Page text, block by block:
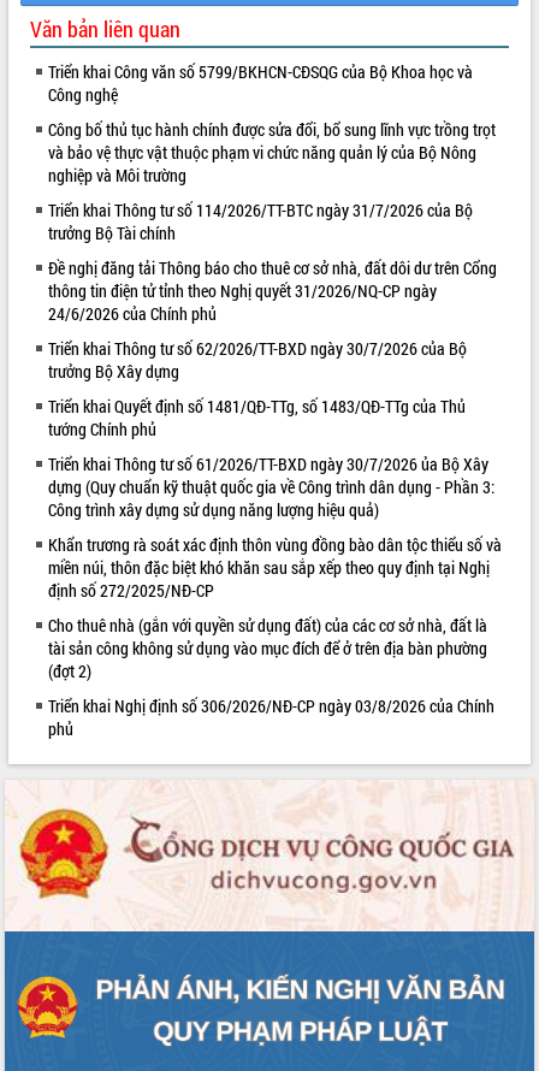
Không có file video nào để phát.
ALBUM ẢNH
Văn bản liên quan
Triển khai Công văn số 5799/BKHCN-CĐSQG của Bộ Khoa học và
Công nghệ
Công bố thủ tục hành chính được sửa đổi, bổ sung lĩnh vực trồng trọt
và bảo vệ thực vật thuộc phạm vi chức năng quản lý của Bộ Nông
nghiệp và Môi trường
Triển khai Thông tư số 114/2026/TT-BTC ngày 31/7/2026 của Bộ
trưởng Bộ Tài chính
Đề nghị đăng tải Thông báo cho thuê cơ sở nhà, đất dôi dư trên Cổng
thông tin điện tử tỉnh theo Nghị quyết 31/2026/NQ-CP ngày
24/6/2026 của Chính phủ
Triển khai Thông tư số 62/2026/TT-BXD ngày 30/7/2026 của Bộ
trưởng Bộ Xây dựng
Triển khai Quyết định số 1481/QĐ-TTg, số 1483/QĐ-TTg của Thủ
tướng Chính phủ
Triển khai Thông tư số 61/2026/TT-BXD ngày 30/7/2026 ủa Bộ Xây
dựng (Quy chuẩn kỹ thuật quốc gia về Công trình dân dụng - Phần 3:
Công trình xây dựng sử dụng năng lượng hiệu quả)
Khẩn trương rà soát xác định thôn vùng đồng bào dân tộc thiểu số và
miền núi, thôn đặc biệt khó khăn sau sắp xếp theo quy định tại Nghị
định số 272/2025/NĐ-CP
Cho thuê nhà (gắn với quyền sử dụng đất) của các cơ sở nhà, đất là
tài sản công không sử dụng vào mục đích để ở trên địa bàn phường
(đợt 2)
Triển khai Nghị định số 306/2026/NĐ-CP ngày 03/8/2026 của Chính
phủ